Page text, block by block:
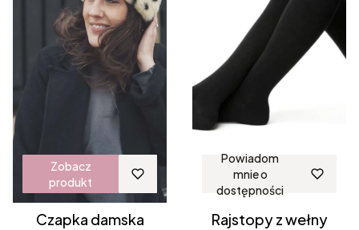
Zobacz
produkt
Czapka damska
Powiadom
mnie o
dostępności
Rajstopy z wełny